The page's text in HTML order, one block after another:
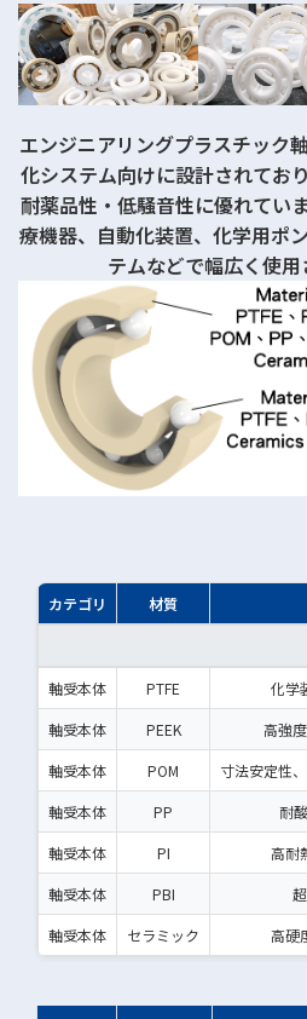
エンジニアリングプラスチック
化システム向けに設計されてお
耐薬品性・低騒音性に優れてい
療機器、自動化装置、化学用ポ
テムなどで幅広く使用
カテゴリ 材質
軸受本体 PTFE
化学
軸受本体
PEEK
高強
軸受本体
POM
寸法安定性
軸受本体
PP
耐
軸受本体
PI
高耐
軸受本体
PBI
軸受本体
セラミック 高硬